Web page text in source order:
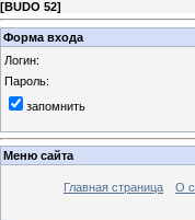
[BUDO 52]
Форма входа
Логин:
Пароль:
запомнить
Меню сайта
Главная страница О